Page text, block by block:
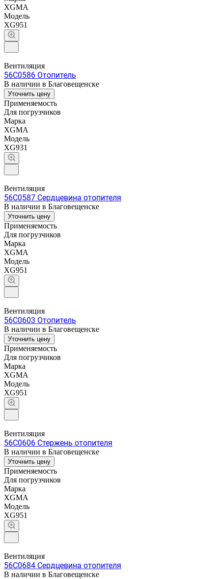
XGMA
Модель
XG951
Вентиляция
56C0586 Отопитель
В наличии в Благовещенске
Уточнить цену
Применяемость
Для погрузчиков
Марка
XGMA
Модель
XG931
Вентиляция
56C0587 Сердцевина отопителя
В наличии в Благовещенске
Уточнить цену
Применяемость
Для погрузчиков
Марка
XGMA
Модель
XG951
Вентиляция
56C0603 Отопитель
В наличии в Благовещенске
Уточнить цену
Применяемость
Для погрузчиков
Марка
XGMA
Модель
XG951
Вентиляция
56C0606 Стержень отопителя
В наличии в Благовещенске
Уточнить цену
Применяемость
Для погрузчиков
Марка
XGMA
Модель
XG951
Вентиляция
56C0684 Сердцевина отопителя
В наличии в Благовещенске